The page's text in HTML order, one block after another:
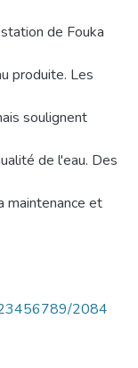
de Fouka
produite. Les
soulignent
de l'eau. Des
maintenance et
2084